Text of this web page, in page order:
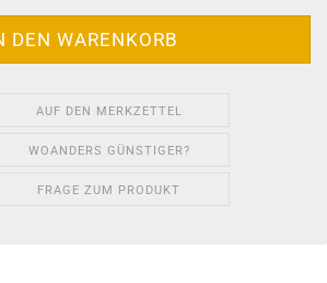
AUF DEN MERKZETTEL
WOANDERS GÜNSTIGER?
FRAGE ZUM PRODUKT